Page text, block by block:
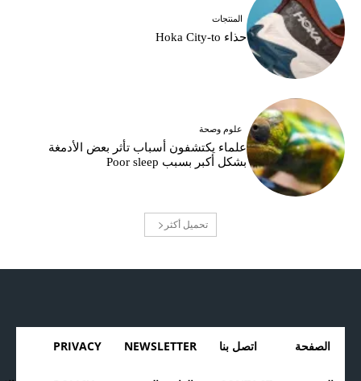
المنتجات
حذاء Hoka City-to
علوم وصحة
علماء يكتشفون أسباب تأثر بعض الأدمغة
بشكل أكبر بسبب Poor sleep
تحميل أكثر
الصفحة اتصل بنا NEWSLETTER
PRIVACY